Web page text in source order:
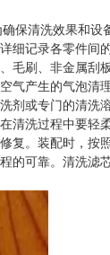
保清洗效果和设
细记录各零件间
毛刷、非金属刮
气产生的气泡清
剂或专门的清洗
清洗过程中要轻
复。装配时，按
的可靠。清洗滤